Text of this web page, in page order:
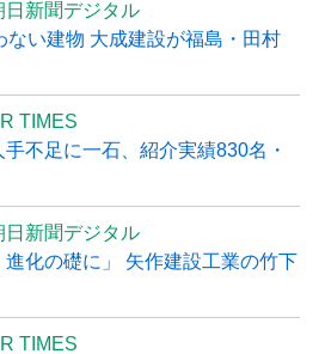
日新聞デジタル
ない建物 大成建設が福島・田村
TIMES
不足に一石、紹介実績830名・
日新聞デジタル
進化の礎に」 矢作建設工業の竹下
TIMES